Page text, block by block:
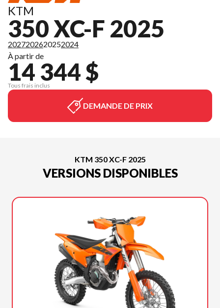
KTM
350 XC-F 2025
2027202620252024
À partir de
14 344 $
Tous frais inclus
DEMANDE DE PRIX
KTM 350 XC-F 2025
VERSIONS DISPONIBLES